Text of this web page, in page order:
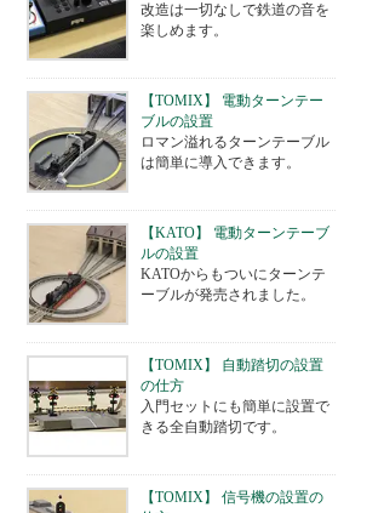
改造は一切なしで鉄道の音を
楽しめます。
【TOMIX】 電動ターンテー
ブルの設置
ロマン溢れるターンテーブル
は簡単に導入できます。
【KATO】 電動ターンテーブ
ルの設置
KATOからもついにターンテ
ーブルが発売されました。
【TOMIX】 自動踏切の設置
の仕方
入門セットにも簡単に設置で
きる全自動踏切です。
【TOMIX】 信号機の設置の